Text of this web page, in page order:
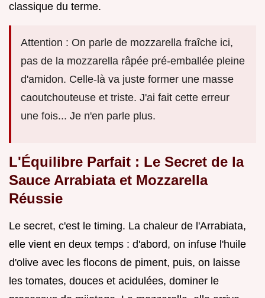
classique du terme.
Attention : On parle de mozzarella fraîche ici,
pas de la mozzarella râpée pré-emballée pleine
d'amidon. Celle-là va juste former une masse
caoutchouteuse et triste. J'ai fait cette erreur
une fois... Je n'en parle plus.
L'Équilibre Parfait : Le Secret de la
Sauce Arrabiata et Mozzarella
Réussie
Le secret, c'est le timing. La chaleur de l'Arrabiata,
elle vient en deux temps : d'abord, on infuse l'huile
d'olive avec les flocons de piment, puis, on laisse
les tomates, douces et acidulées, dominer le